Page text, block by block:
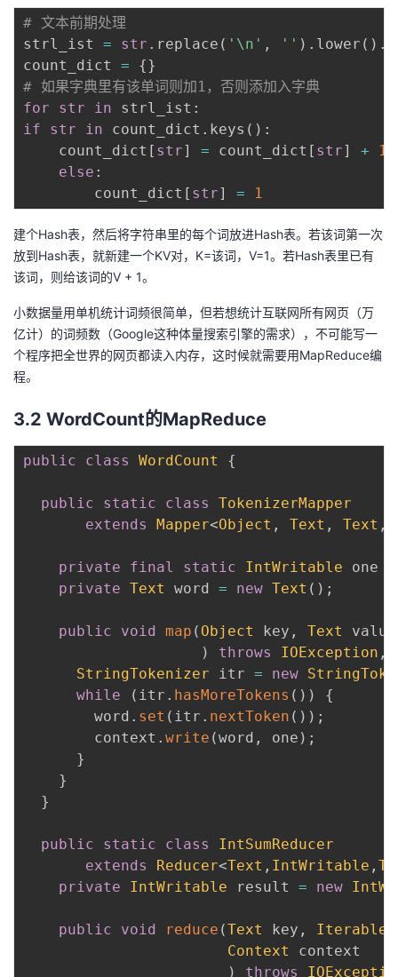
# 文本前期处理
strl_ist = str . replace ( '\n' , '' ) . lower ( ) .
count_dict = {}
# 如果字典里有该单词则加1，否则添加入字典
for
str in strl_ist :
if
str in count_dict . keys ( ) :
    count_dict
[ str] = count_dict [ str] +
1
else :
        count_dict
[ str] = 1
建个Hash表，然后将字符串里的每个词放进Hash表。若该词第一次
放到Hash表，就新建一个KV对，K=该词，V=1。若Hash表里已有
该词，则给该词的V + 1。
小数据量用单机统计词频很简单，但若想统计互联网所有网页（万
亿计）的词频数（Google这种体量搜索引擎的需求），不可能写一
个程序把全世界的网页都读入内存，这时候就需要用MapReduce编
程。
3.2 WordCount的MapReduce
public class WordCount {
public static class
TokenizerMapper
extends
Mapper<Object , Text , Text ,
private final static IntWritable one
private Text word = new Text ( ) ;
public void map ( Object key , Text value
)
throws IOException ,
StringTokenizer itr = new
while
( itr . hasMoreTokens ( ) )
{
        word
. set ( itr . nextToken ( ) ) ;
        context
. write (word , one ) ;
}
}
}
public static class
IntSumReducer
extends
Reducer<Text , IntWritable ,
private
IntWritable result = new
public void reduce (Text key , Iterable
Context
context
)
throws